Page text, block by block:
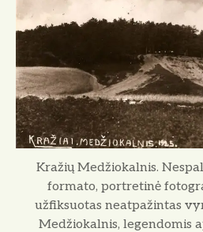
Kražių Medžiokalnis.
formato, portretinė
užfiksuotas neatpažintas
Medžiokalnis, legendomis